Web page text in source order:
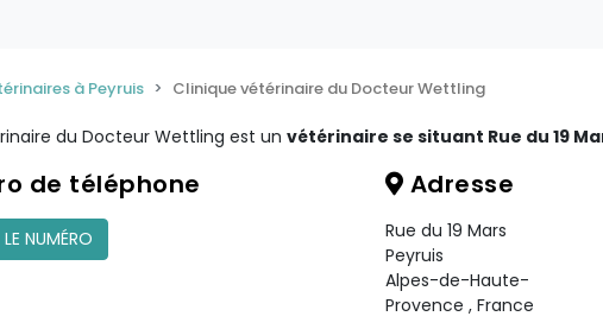
à Peyruis Clinique vétérinaire du Docteur Wettling
du Docteur Wettling est un vétérinaire se situant Rue du 19
de téléphone
NUMÉRO
Adresse
Rue du 19 Mars
Peyruis
Alpes-de-Haute-
Provence , France